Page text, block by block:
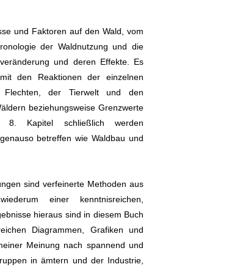
und Faktoren auf den Wald, vom
der Waldnutzung und die
und deren Effekte. Es
den Reaktionen der einzelnen
der Tierwelt und den
beziehungsweise Grenzwerte
8. Kapitel schließlich werden
betreffen wie Waldbau und
sind verfeinerte Methoden aus
einer kenntnisreichen,
hieraus sind in diesem Buch
Diagrammen, Grafiken und
Meinung nach spannend und
in ämtern und der Industrie,